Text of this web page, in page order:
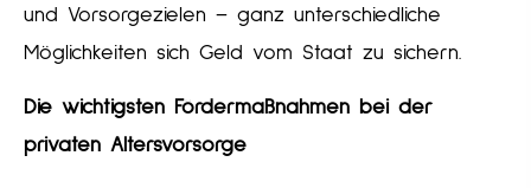
und Vorsorgezielen – ganz unterschiedliche
Möglichkeiten sich Geld vom Staat zu sichern.
Die wichtigsten Fördermaßnahmen bei der
privaten Alters­vorsorge